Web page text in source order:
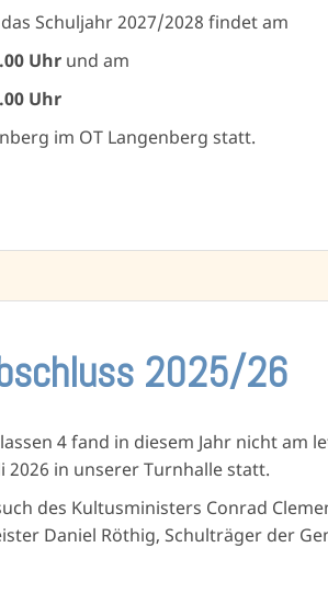
Schuljahr 2027/2028 findet am
Uhr und am
Uhr
im OT Langenberg statt.
2025/26
4 fand in diesem Jahr nicht am
2026 in unserer Turnhalle statt.
des Kultusministers Conrad
Daniel Röthig, Schulträger der